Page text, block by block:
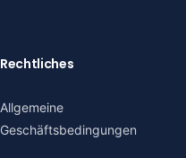
Rechtliches
Allgemeine
Geschäftsbedingungen